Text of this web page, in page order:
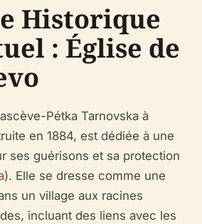
Historique
: Église de
Pétka Tarnovska à
en 1884, est dédiée à une
ses guérisons et sa protection
). Elle se dresse comme une
un village aux racines
incluant des liens avec les